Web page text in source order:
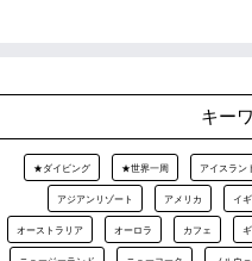
キー
★ダイビング ★世界一周 アイスラン
アジアンリゾート アメリカ イ
オーストラリア オーロラ カフェ